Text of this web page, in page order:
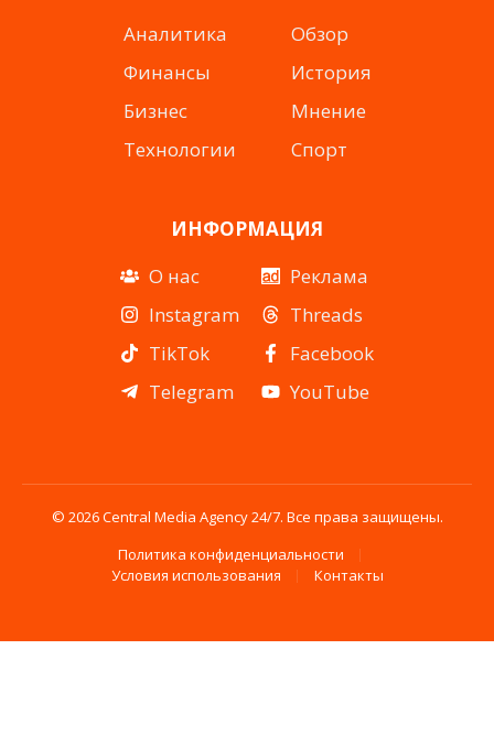
Аналитика
Финансы
Бизнес
Технологии
Обзор
История
Мнение
Спорт
ИНФОРМАЦИЯ
О нас
Instagram
TikTok
Telegram
Реклама
Threads
Facebook
YouTube
© 2026 Central Media Agency 24/7. Все права защищены.
Политика конфиденциальности
Условия использования
Контакты